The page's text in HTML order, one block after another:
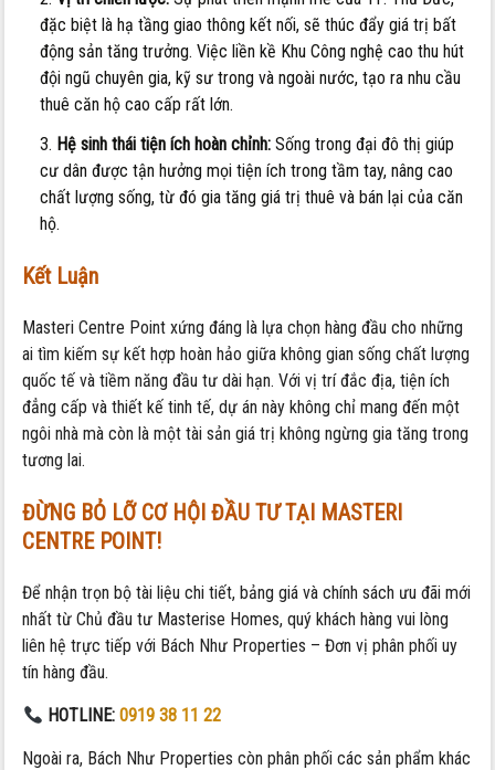
đặc biệt là hạ tầng giao thông kết nối, sẽ thúc đẩy giá trị bất
động sản tăng trưởng. Việc liền kề Khu Công nghệ cao thu hút
đội ngũ chuyên gia, kỹ sư trong và ngoài nước, tạo ra nhu cầu
thuê căn hộ cao cấp rất lớn.
Hệ sinh thái tiện ích hoàn chỉnh: Sống trong đại đô thị giúp
cư dân được tận hưởng mọi tiện ích trong tầm tay, nâng cao
chất lượng sống, từ đó gia tăng giá trị thuê và bán lại của căn
hộ.
Kết Luận
Masteri Centre Point xứng đáng là lựa chọn hàng đầu cho những
ai tìm kiếm sự kết hợp hoàn hảo giữa không gian sống chất lượng
quốc tế và tiềm năng đầu tư dài hạn. Với vị trí đắc địa, tiện ích
đẳng cấp và thiết kế tinh tế, dự án này không chỉ mang đến một
ngôi nhà mà còn là một tài sản giá trị không ngừng gia tăng trong
tương lai.
ĐỪNG BỎ LỠ CƠ HỘI ĐẦU TƯ TẠI MASTERI
CENTRE POINT!
Để nhận trọn bộ tài liệu chi tiết, bảng giá và chính sách ưu đãi mới
nhất từ Chủ đầu tư Masterise Homes, quý khách hàng vui lòng
liên hệ trực tiếp với Bách Như Properties – Đơn vị phân phối uy
tín hàng đầu.
HOTLINE: 0919 38 11 22
Ngoài ra, Bách Như Properties còn phân phối các sản phẩm khác